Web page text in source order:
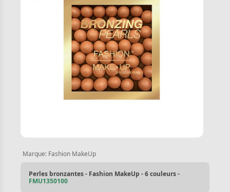
Marque: Fashion MakeUp
Perles bronzantes - Fashion MakeUp - 6 couleurs -
FMU1350100